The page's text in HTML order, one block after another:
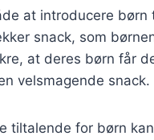
at introducere børn
snack, som
at deres børn får
velsmagende snack.
tiltalende for børn